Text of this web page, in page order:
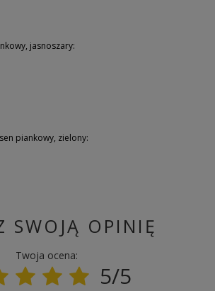
jasnoszary:
piankowy, zielony:
SWOJĄ OPINIĘ
Twoja ocena:
5/5